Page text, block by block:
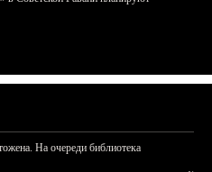
На очереди библиотека